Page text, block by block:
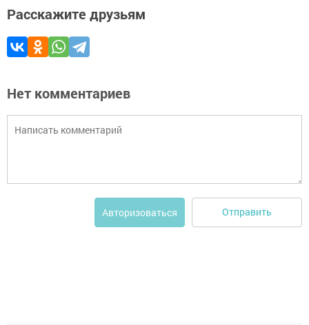
Расскажите друзьям
Нет комментариев
Авторизоваться Отправить